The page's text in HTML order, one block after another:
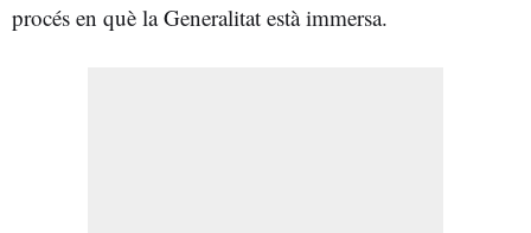
procés en què la Generalitat està immersa.